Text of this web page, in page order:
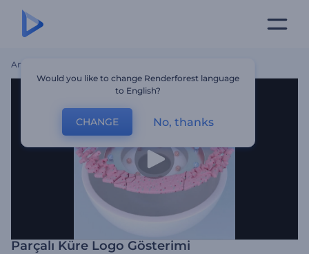
Ana Sayfa
Parçalı Küre Logo Gösterimi
Would you like to change Renderforest language
to English?
CHANGE No, thanks